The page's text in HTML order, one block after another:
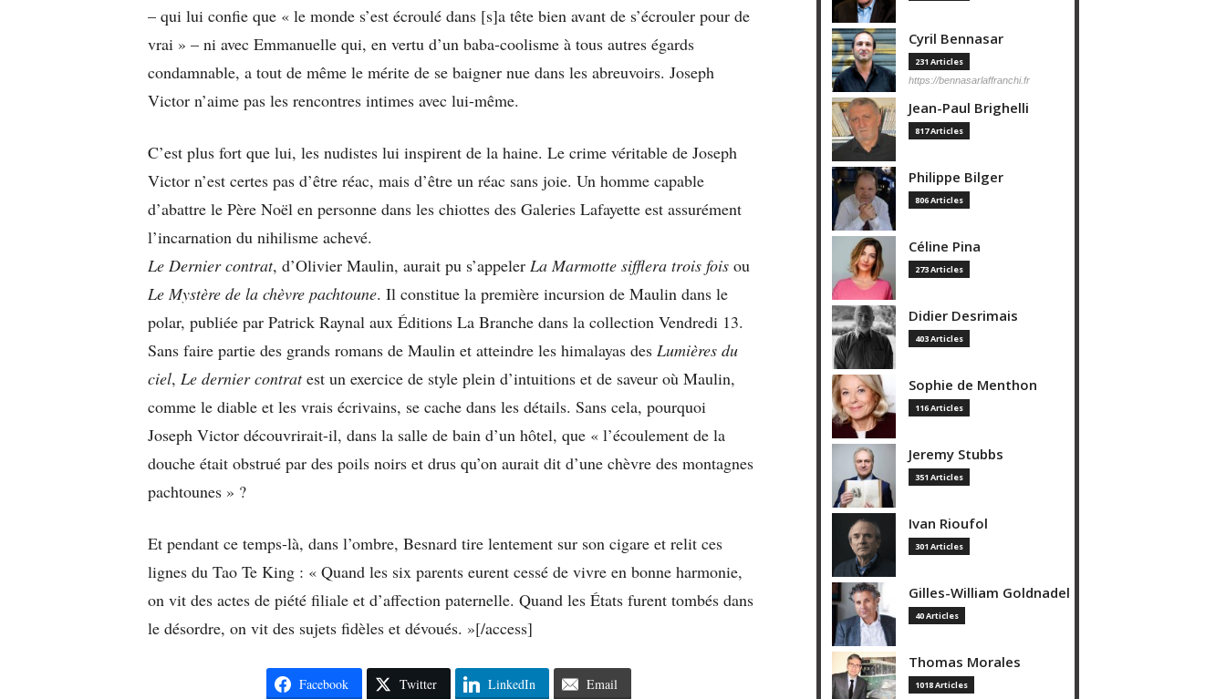
– qui lui confie que « le monde s’est écroulé dans [s]a tête bien avant de s’écrouler pour de
vrai » – ni avec Emmanuelle qui, en vertu d’un baba-coolisme à tous autres égards
condamnable, a tout de même le mérite de se baigner nue dans les abreuvoirs. Joseph
Victor n’aime pas les rencontres intimes avec lui-même.
C’est plus fort que lui, les nudistes lui inspirent de la haine. Le crime véritable de Joseph
Victor n’est certes pas d’être réac, mais d’être un réac sans joie. Un homme capable
d’abattre le Père Noël en personne dans les chiottes des Galeries Lafayette est assurément
l’incarnation du nihilisme achevé.
Le Dernier contrat, d’Olivier Maulin, aurait pu s’appeler La Marmotte sifflera trois fois ou
Le Mystère de la chèvre pachtoune. Il constitue la première incursion de Maulin dans le
polar, publiée par Patrick Raynal aux Éditions La Branche dans la collection Vendredi 13.
Sans faire partie des grands romans de Maulin et atteindre les himalayas des Lumières du
ciel, Le dernier contratest un exercice de style plein d’intuitions et de saveur où Maulin,
comme le diable et les vrais écrivains, se cache dans les détails. Sans cela, pourquoi
Joseph Victor découvrirait-il, dans la salle de bain d’un hôtel, que « l’écoulement de la
douche était obstrué par des poils noirs et drus qu’on aurait dit d’une chèvre des montagnes
pachtounes » ?
Et pendant ce temps-là, dans l’ombre, Besnard tire lentement sur son cigare et relit ces
lignes du Tao Te King : « Quand les six parents eurent cessé de vivre en bonne harmonie,
on vit des actes de piété filiale et d’affection paternelle. Quand les États furent tombés dans
le désordre, on vit des sujets fidèles et dévoués. »[/access]
Facebook Twitter LinkedIn Email
Cyril Bennasar
231 Articles
https://bennasarlaffranchi.fr
Jean-Paul Brighelli
817 Articles
Philippe Bilger
806 Articles
Céline Pina
273 Articles
Didier Desrimais
403 Articles
Sophie de Menthon
116 Articles
Jeremy Stubbs
351 Articles
Ivan Rioufol
301 Articles
Gilles-William Goldnadel
40 Articles
Thomas Morales
1018 Articles